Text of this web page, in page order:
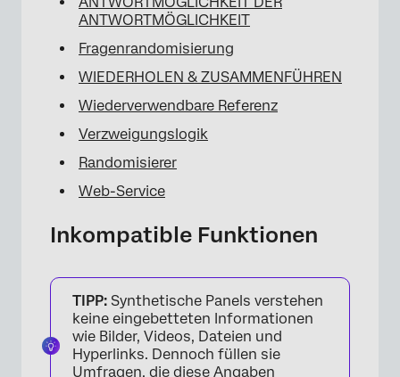
ANTWORTMÖGLICHKEIT
Fragenrandomisierung
WIEDERHOLEN & ZUSAMMENFÜHREN
Wiederverwendbare Referenz
Verzweigungslogik
Randomisierer
Web-Service
Inkompatible Funktionen
TIPP: Synthetische Panels verstehen
keine eingebetteten Informationen
wie Bilder, Videos, Dateien und
Hyperlinks. Dennoch füllen sie
Umfragen, die diese Angaben